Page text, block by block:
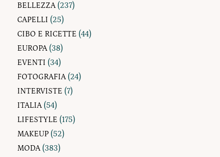
BELLEZZA(237)
CAPELLI (25)
CIBO E RICETTE (44)
EUROPA(38)
EVENTI (34)
FOTOGRAFIA(24)
INTERVISTE (7)
ITALIA(54)
LIFESTYLE (175)
MAKEUP (52)
MODA(383)